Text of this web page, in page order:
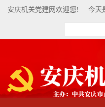
安庆机关党建网欢迎您! 今天